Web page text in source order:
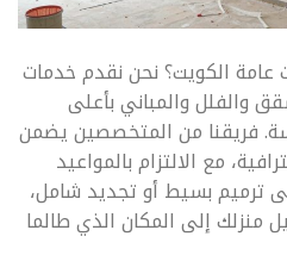
الكويت؟ نحن نقدم خدمات
والفلل والمباني بأعلى
فريقنا من المتخصصين يضمن
مع الالتزام بالمواعيد
ترميم بسيط أو تجديد شامل،
إلى المكان الذي طالما